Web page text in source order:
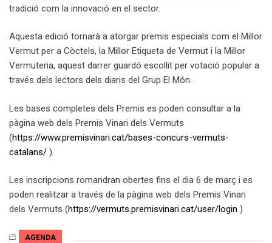
tradició com la innovació en el sector.
Aquesta edició tornarà a atorgar premis especials com el Millor
Vermut per a Còctels, la Millor Etiqueta de Vermut i la Millor
Vermuteria, aquest darrer guardó escollit per votació popular a
través dels lectors dels diaris del Grup El Món.
Les bases completes dels Premis es poden consultar a la
pàgina web dels Premis Vinari dels Vermuts
(https://www.premisvinari.cat/bases-concurs-vermuts-
catalans/ )
Les inscripcions romandran obertes fins el dia 6 de març i es
poden realitzar a través de la pàgina web dels Premis Vinari
dels Vermuts (https://vermuts.premisvinari.cat/user/login )
AGENDA